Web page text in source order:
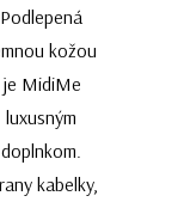
Podlepená
kožou
je MidiMe
luxusným
doplnkom.
kabelky,